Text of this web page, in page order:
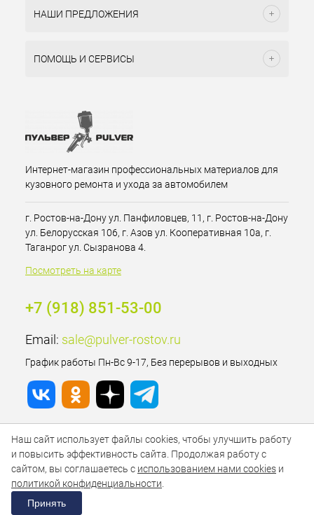
НАШИ ПРЕДЛОЖЕНИЯ
ПОМОЩЬ И СЕРВИСЫ
Интернет-магазин профессиональных материалов для
кузовного ремонта и ухода за автомобилем
г. Ростов-на-Дону ул. Панфиловцев, 11, г. Ростов-на-Дону
ул. Белорусская 106, г. Азов ул. Кооперативная 10а, г.
Таганрог ул. Сызранова 4.
Посмотреть на карте
+7 (918) 851-53-00
Email: sale@pulver-rostov.ru
График работы Пн-Вс 9-17, Без перерывов и выходных
Наш сайт использует файлы cookies, чтобы улучшить работу
и повысить эффективность сайта. Продолжая работу с
сайтом, вы соглашаетесь с использованием нами cookies и
политикой конфиденциальности
ПринятьИЗБРАННОЕ